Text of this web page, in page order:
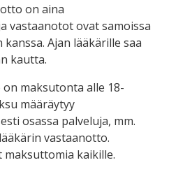
on aina
vastaanotot ovat samoissa
Ajan lääkärille saa
kautta.
maksutonta alle 18-
määräytyy
osassa palveluja, mm.
vastaanotto.
kaikille.